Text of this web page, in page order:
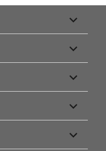
anzeigen
anzeigen
anzeigen
anzeigen
anzeigen